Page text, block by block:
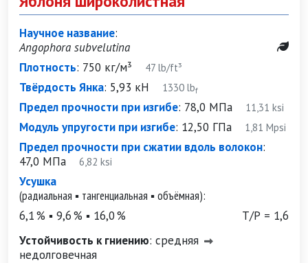
Научное название:
Angophora subvelutina
Плотность: 750 кг/м³ 47 lb/ft³
Твёрдость Янка: 5,93 кН 1330 lbf
Предел прочности при изгибе: 78,0 МПа 11,31 ksi
Модуль упругости при изгибе: 12,50 ГПа 1,81 Mpsi
Предел прочности при сжатии вдоль волокон:
47,0 МПа 6,82 ksi
Усушка
(радиальная ▪ тангенциальная ▪ объёмная):
6,1 % ▪ 9,6 % ▪ 16,0 %
Т/Р = 1,6
Устойчивость к гниению: средняя
недолговечная